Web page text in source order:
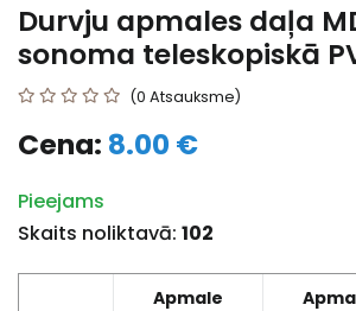
Durvju apmales daļa
sonoma teleskopiskā
(0 Atsauksme)
Cena: 8.00 €
Pieejams
Skaits noliktavā: 102
Apmale